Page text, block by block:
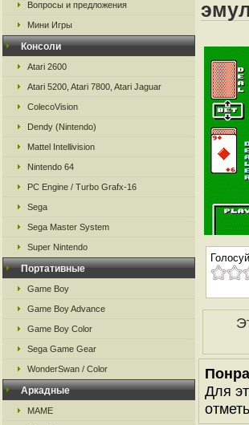
Вопросы и предложения
Мини Игры
Консоли
Atari 2600
Atari 5200, Atari 7800, Atari Jaguar
ColecoVision
Dendy (Nintendo)
Mattel Intellivision
Nintendo 64
PC Engine / Turbo Grafx-16
Sega
Sega Master System
Super Nintendo
Портативные
Game Boy
Game Boy Advance
Game Boy Color
Sega Game Gear
WonderSwan / Color
Аркадные
MAME
Для